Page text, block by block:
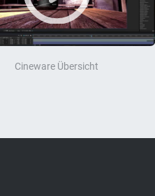
Cineware Übersicht